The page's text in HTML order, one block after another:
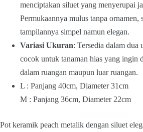
menciptakan siluet yang menyerupai
Permukaannya mulus tanpa ornamen,
tampilannya simpel namun elegan.
Variasi Ukuran: Tersedia dalam dua
cocok untuk tanaman hias yang ingin
dalam ruangan maupun luar ruangan.
L : Panjang 40cm, Diameter 31cm
M : Panjang 36cm, Diameter 22cm
Pot keramik peach metalik dengan siluet